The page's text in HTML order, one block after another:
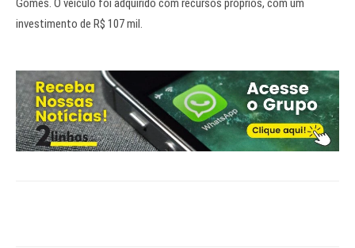
Gomes. O veículo foi adquirido com recursos próprios, com um
investimento de R$ 107 mil.